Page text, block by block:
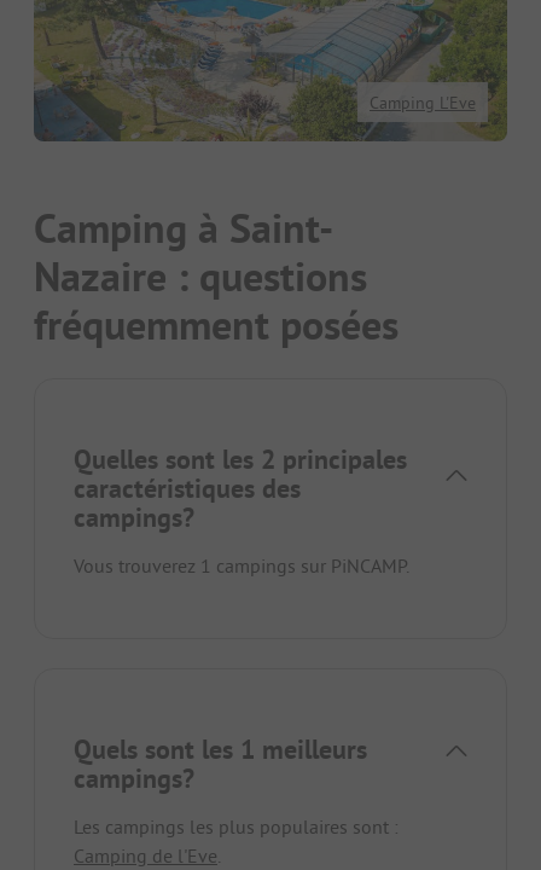
Camping L'Eve
Camping à Saint-
Nazaire : questions
fréquemment posées
Quelles sont les 2 principales
caractéristiques des
campings?
Vous trouverez 1 campings sur PiNCAMP.
Quels sont les 1 meilleurs
campings?
Les campings les plus populaires sont :
Camping de l'Eve.